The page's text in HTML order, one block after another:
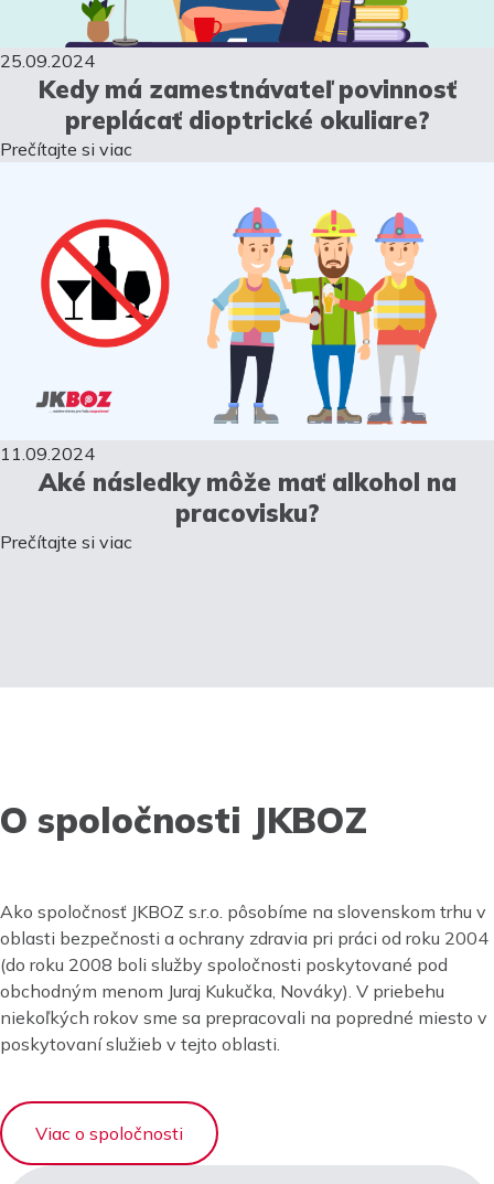
25.09.2024
Kedy má zamestnávateľ povinnosť
preplácať dioptrické okuliare?
Prečítajte si viac
11.09.2024
Aké následky môže mať alkohol na
pracovisku?
Prečítajte si viac
O spoločnosti JKBOZ
Ako spoločnosť JKBOZ s.r.o. pôsobíme na slovenskom trhu v
oblasti bezpečnosti a ochrany zdravia pri práci od roku 2004
(do roku 2008 boli služby spoločnosti poskytované pod
obchodným menom Juraj Kukučka, Nováky). V priebehu
niekoľkých rokov sme sa prepracovali na popredné miesto v
poskytovaní služieb v tejto oblasti.
Viac o spoločnosti